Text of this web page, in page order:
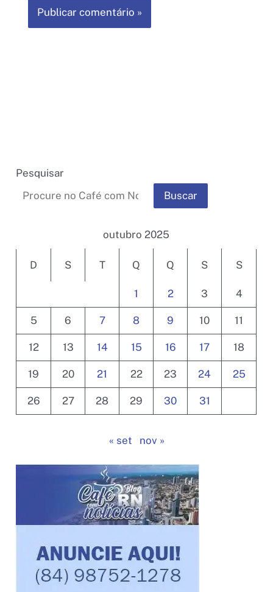
Pesquisar
Buscar
outubro 2025
D S T Q Q S S
1 2 3 4
5 6 7 8 9 10 11
12 13 14 15 16 17 18
19 20 21 22 23 24 25
26 27 28 29 30 31
« set nov »